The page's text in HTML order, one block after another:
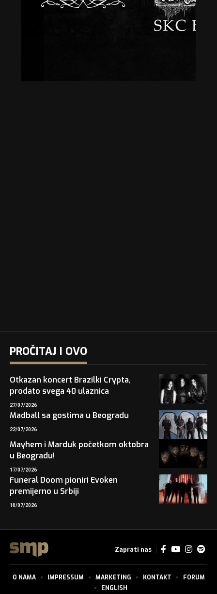
PROČITAJ I OVO
Otkazan koncert Brazilki Crypta,
prodato svega 40 ulaznica
27/07/2026
Madball sa gostima u Beogradu
22/07/2026
Mayhem i Marduk početkom oktobra
u Beogradu!
17/07/2026
Funeral Doom pioniri Evoken
premijerno u Srbiji
10/07/2026
Zaprati nas
O NAMA IMPRESSUM MARKETING KONTAKT
FORUM
ENGLISH